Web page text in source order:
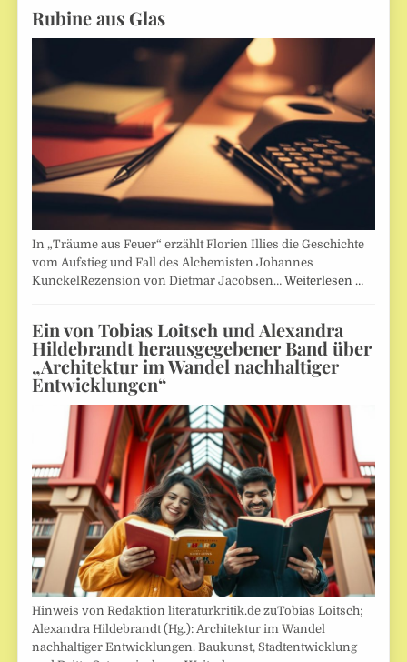
Rubine aus Glas
In „Träume aus Feuer“ erzählt Florien Illies die Geschichte
vom Aufstieg und Fall des Alchemisten Johannes
KunckelRezension von Dietmar Jacobsen…Weiterlesen …
Ein von Tobias Loitsch und Alexandra
Hildebrandt herausgegebener Band über
„Architektur im Wandel nachhaltiger
Entwicklungen“
Hinweis von Redaktion literaturkritik.de zuTobias Loitsch;
Alexandra Hildebrandt (Hg.): Architektur im Wandel
nachhaltiger Entwicklungen. Baukunst, Stadtentwicklung